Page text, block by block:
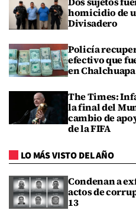
homicidio de
Divisadero
Policía
efectivo que
en Chalchuapa
The Times:
la final del
cambio de
de la FIFA
LO MÁS VISTO DEL AÑO
Condenan a
actos de
13